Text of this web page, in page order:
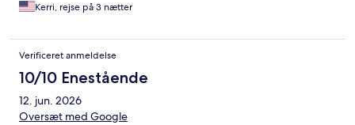
Kerri, rejse på 3 nætter
Verificeret anmeldelse
10/10 Enestående
12. jun. 2026
Oversæt med Google